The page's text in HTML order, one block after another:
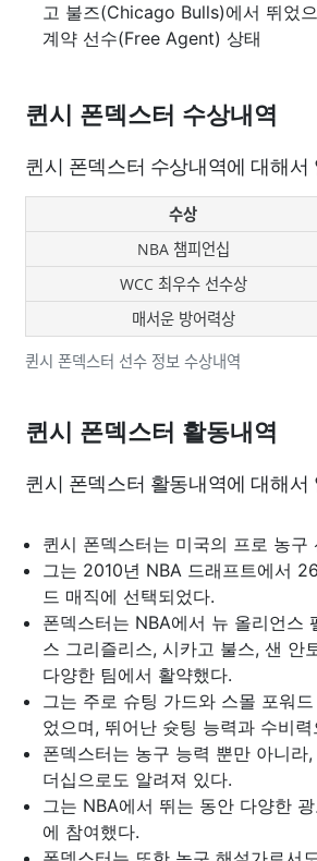
고 불즈(Chicago Bulls)에서 뛰었
계약 선수(Free Agent) 상태
퀸시 폰덱스터 수상내역
퀸시 폰덱스터 수상내역에 대해서
퀸시 폰덱스터 선수 정보 수상내역
수상
NBA 챔피언십
WCC 최우수 선수상
매서운 방어력상
퀸시 폰덱스터 활동내역
퀸시 폰덱스터 활동내역에 대해서
퀸시 폰덱스터는 미국의 프로 농구
그는 2010년 NBA 드래프트에서
드 매직에 선택되었다.
폰덱스터는 NBA에서 뉴 올리언스
스 그리즐리스, 시카고 불스, 샌 안
다양한 팀에서 활약했다.
그는 주로 슈팅 가드와 스몰 포워
었으며, 뛰어난 슛팅 능력과 수비
폰덱스터는 농구 능력 뿐만 아니라
더십으로도 알려져 있다.
그는 NBA에서 뛰는 동안 다양한
에 참여했다.